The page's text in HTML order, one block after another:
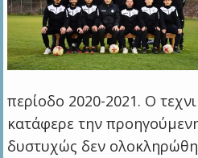
περίοδο 2020-2021. Ο
κατάφερε την
δυστυχώς δεν